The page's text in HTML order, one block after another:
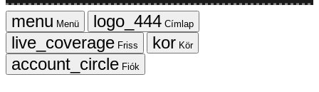
Menü
Címlap
Friss
Kör
Fiók